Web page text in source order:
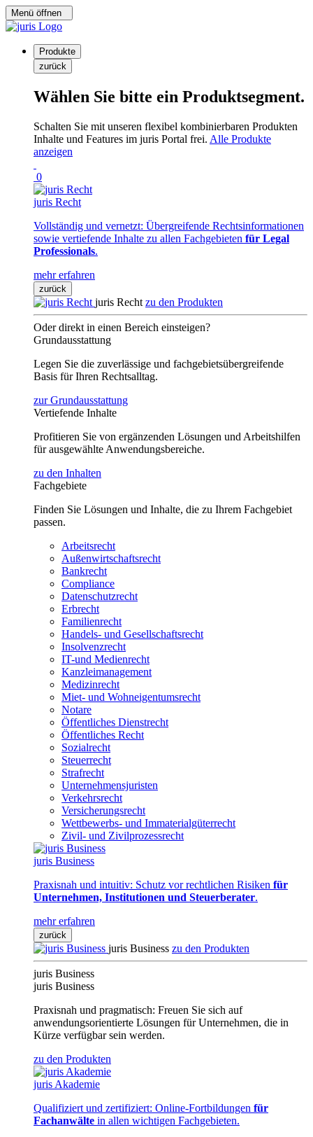
Menü öffnen
Produkte
zurück
Wählen Sie bitte ein Produktsegment.
Schalten Sie mit unseren flexibel kombinierbaren Produkten
Inhalte und Features im juris Portal frei. Alle Produkte
anzeigen
0
juris Recht
Vollständig und vernetzt: Übergreifende Rechtsinformationen
sowie vertiefende Inhalte zu allen Fachgebieten für Legal
Professionals.
mehr erfahren
zurück
juris Recht zu den Produkten
Oder direkt in einen Bereich einsteigen?
Grundausstattung
Legen Sie die zuverlässige und fachgebietsübergreifende
Basis für Ihren Rechtsalltag.
zur Grundausstattung
Vertiefende Inhalte
Profitieren Sie von ergänzenden Lösungen und Arbeitshilfen
für ausgewählte Anwendungsbereiche.
zu den Inhalten
Fachgebiete
Finden Sie Lösungen und Inhalte, die zu Ihrem Fachgebiet
passen.
Arbeitsrecht
Außenwirtschaftsrecht
Bankrecht
Compliance
Datenschutzrecht
Erbrecht
Familienrecht
Handels- und Gesellschaftsrecht
Insolvenzrecht
IT-und Medienrecht
Kanzleimanagement
Medizinrecht
Miet- und Wohneigentumsrecht
Notare
Öffentliches Dienstrecht
Öffentliches Recht
Sozialrecht
Steuerrecht
Strafrecht
Unternehmensjuristen
Verkehrsrecht
Versicherungsrecht
Wettbewerbs- und Immaterialgüterrecht
Zivil- und Zivilprozessrecht
juris Business
Praxisnah und intuitiv: Schutz vor rechtlichen Risiken für
Unternehmen, Institutionen und Steuerberater.
mehr erfahren
zurück
juris Business zu den Produkten
juris Business
juris Business
Praxisnah und pragmatisch: Freuen Sie sich auf
anwendungsorientierte Lösungen für Unternehmen, die in
Kürze verfügbar sein werden.
zu den Produkten
juris Akademie
Qualifiziert und zertifiziert: Online-Fortbildungen für
Fachanwälte in allen wichtigen Fachgebieten.